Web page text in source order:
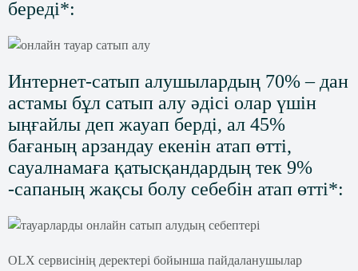
береді*:
Интернет-сатып алушылардың 70% – дан
астамы бұл сатып алу әдісі олар үшін
ыңғайлы деп жауап берді, ал 45%
бағаның арзандау екенін атап өтті,
сауалнамаға қатысқандардың тек 9%
-сапаның жақсы болу себебін атап өтті*:
OLX сервисінің деректері бойынша пайдаланушылар